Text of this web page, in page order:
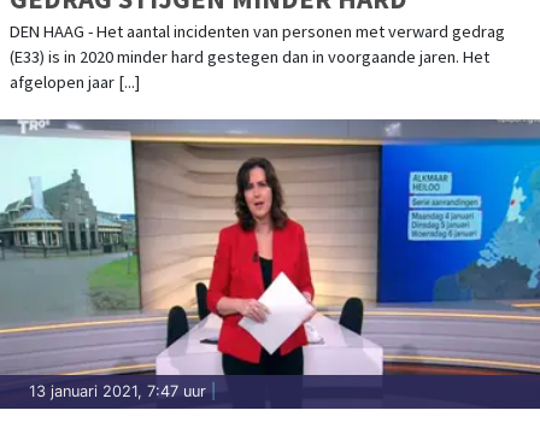
DEN HAAG - Het aantal incidenten van personen met verward gedrag
(E33) is in 2020 minder hard gestegen dan in voorgaande jaren. Het
afgelopen jaar [...]
13 januari 2021, 7:47 uur